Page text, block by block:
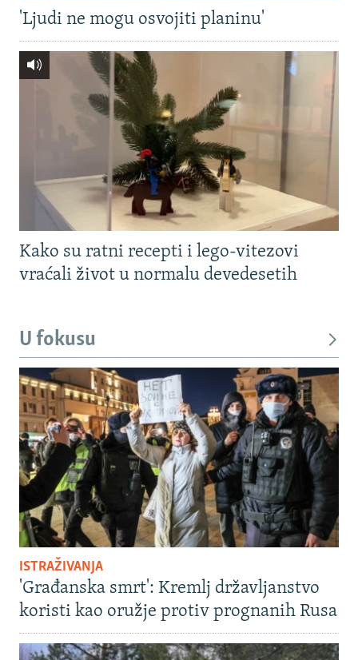
'Ljudi ne mogu osvojiti planinu'
Kako su ratni recepti i lego-vitezovi
vraćali život u normalu devedesetih
U fokusu
ISTRAŽIVANJA
'Građanska smrt': Kremlj državljanstvo
koristi kao oružje protiv prognanih Rusa